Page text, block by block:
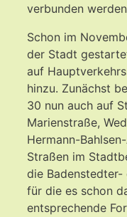
verbunden
Schon im
der Stadt
auf
hinzu. Zunächst
30 nun auch auf
Marienstraße,
Hermann-
Straßen im
die Badenstedter-
für die es schon
entsprechende